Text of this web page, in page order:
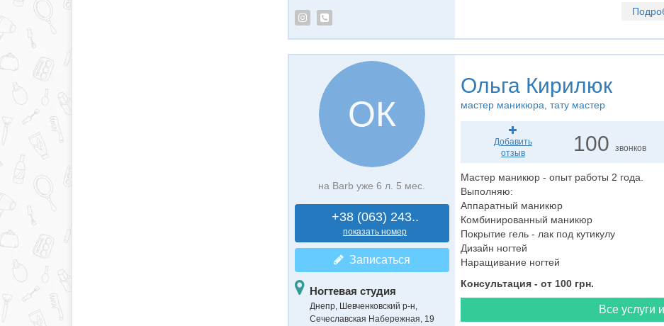
ОК
на Barb уже 6 л. 5 мес.
+38 (063) 243..
показать номер
Записаться
Ногтевая студия
Днепр, Шевченковский р-н,
Сечеславская Набережная, 19
Ольга Кирилюк
мастер маникюра , тату мастер
Добавить
отзыв
100звонков
Мастер маникюр - опыт работы 2 года.
Выполняю:
Аппаратный маникюр
Комбинированный маникюр
Покрытие гель - лак под кутикулу
Дизайн ногтей
Наращивание ногтей
Консультация - от 100 грн.
Все услуги